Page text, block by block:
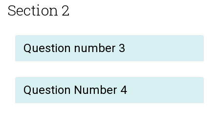
Section 2
Question number 3
Question Number 4